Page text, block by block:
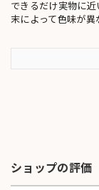
できるだけ実物に
末によって色味が異
ショップの評価